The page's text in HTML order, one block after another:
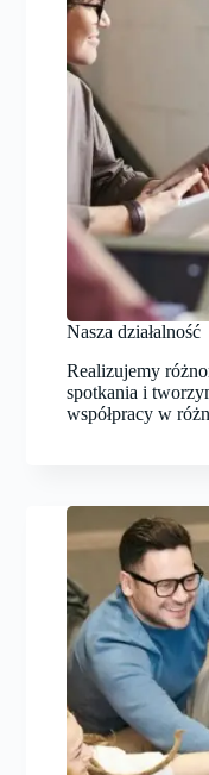
Nasza działalność
Realizujemy
spotkania i
współpracy w